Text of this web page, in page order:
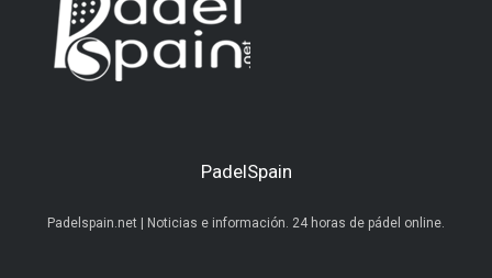
PadelSpain
Padelspain.net | Noticias e información. 24 horas de pádel online.